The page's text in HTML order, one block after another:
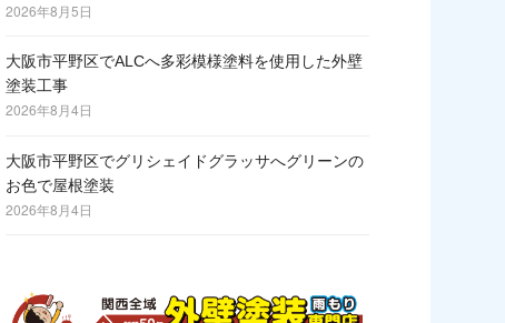
2026年8月5日
大阪市平野区でALCへ多彩模様塗料を使用した外壁
塗装工事
2026年8月4日
大阪市平野区でグリシェイドグラッサへグリーンの
お色で屋根塗装
2026年8月4日